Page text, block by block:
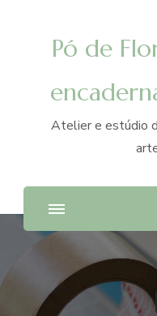
Pó de
Atelier e estúdio